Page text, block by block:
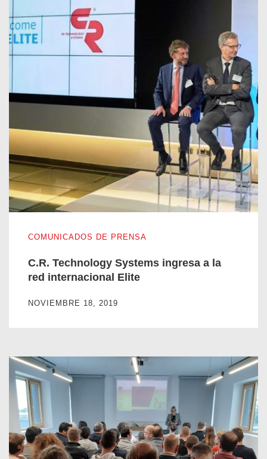
COMUNICADOS DE PRENSA
C.R. Technology Systems ingresa a la
red internacional Elite
NOVIEMBRE 18, 2019